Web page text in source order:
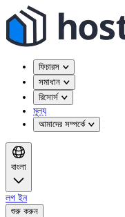
ফিচারস
সমাধান
রিসোর্স
মূল্য
আমাদের সম্পর্কে
বাংলা
লগ ইন
শুরু করুন